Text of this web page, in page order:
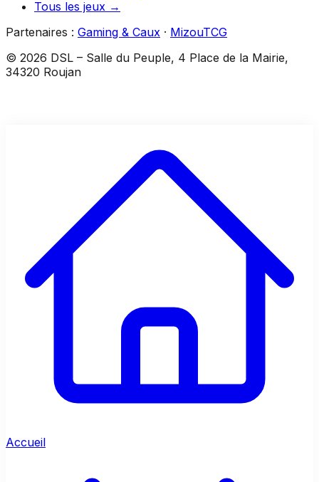
Tous les jeux →
Partenaires : Gaming & Caux · MizouTCG
© 2026 DSL – Salle du Peuple, 4 Place de la Mairie,
34320 Roujan
Accueil